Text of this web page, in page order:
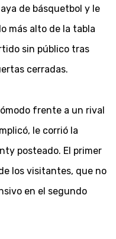
de básquetbol y le
más alto de la tabla
sin público tras
cerradas.
frente a un rival
le corrió la
posteado. El primer
los visitantes, que no
en el segundo